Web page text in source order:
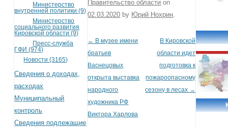
Министерство
внутренней политики (9)
Министерство
социального развития
Кировской области (9)
Пресс-служба
ГФИ (974)
Новости (3165)
Сведения о доходах,
расходах
Муниципальный
контроль
Сведения подлежащие
Правительство области on
02.03.2020 by Юрий Нохрин
Post navigation
← В музее имени
братьев
Васнецовых
открыта выставка
народного
художника РФ
Виктора Харлова
В Кировской
области идет
подготовка к
пожароопасному
сезону в лесах →